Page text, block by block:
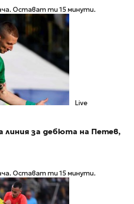
Остават ти 15 минути.
Live
линия за дебюта на Петев,
Остават ти 15 минути.